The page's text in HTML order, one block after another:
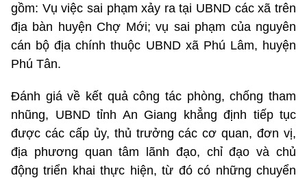
gồm: Vụ việc sai phạm xảy ra tại UBND các xã trên
địa bàn huyện Chợ Mới; vụ sai phạm của nguyên
cán bộ địa chính thuộc UBND xã Phú Lâm, huyện
Phú Tân.
Đánh giá về kết quả công tác phòng, chống tham
nhũng, UBND tỉnh An Giang khẳng định tiếp tục
được các cấp ủy, thủ trưởng các cơ quan, đơn vị,
địa phương quan tâm lãnh đạo, chỉ đạo và chủ
động triển khai thực hiện, từ đó có những chuyển